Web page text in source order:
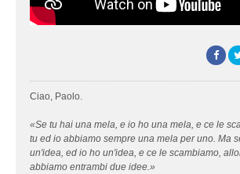
Ciao, Paolo.
«Se tu hai una mela, e io ho una mela, e ce le
tu ed io abbiamo sempre una mela per uno. Ma
un'idea, ed io ho un'idea, e ce le scambiamo,
abbiamo entrambi due idee.»